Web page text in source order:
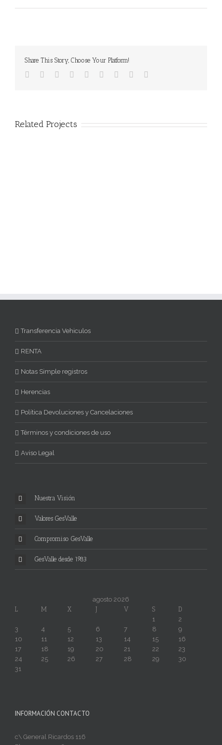
Share This Story, Choose Your Platform!
Facebook
TwitterLinkedin
Reddit TumblrGoogle+Pinterest
Related Projects
Transferencia Vehiculos
RENTA
Notas Simple registros
Herencias
Política Devoluciones y Cancelaciones
Términos y condiciones de uso
Aviso Legal
Nuestra Visión
Valores GesValle
Compromiso GesValle
GesValle desde 1983
agosto 2026
L
M X J V S
D
1
2
3
4 5 6 7 8
9
10
11 12 13 14 15
16
17
18 19 20 21 22
23
24
25 26 27 28 29
30
31
INFORMACIÓN CONTACTO
c\ General Ricardos 116